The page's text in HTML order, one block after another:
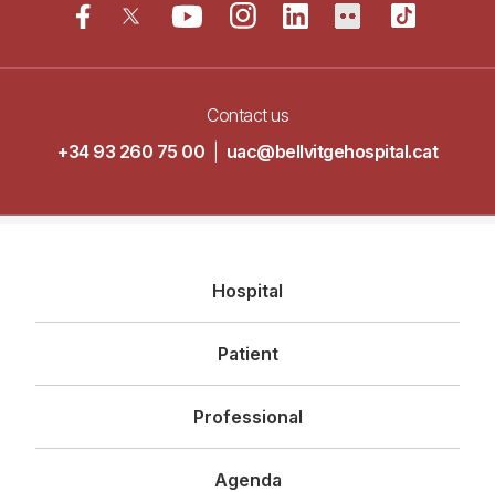
Contact us
+34 93 260 75 00
uac@bellvitgehospital.cat
principal
Hospital
Patient
Professional
Agenda